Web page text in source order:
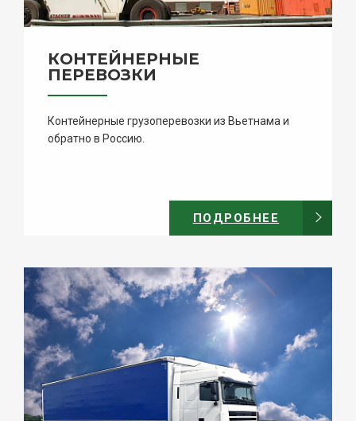
КОНТЕЙНЕРНЫЕ
ПЕРЕВОЗКИ
Контейнерные грузоперевозки из Вьетнама и
обратно в Россию.
ПОДРОБНЕЕ